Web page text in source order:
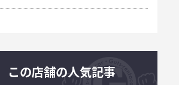
この店舗の人気記事